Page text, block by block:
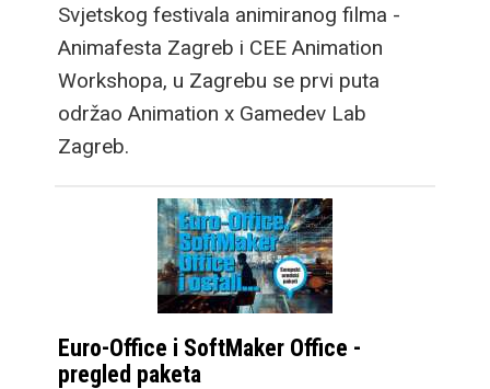
Svjetskog festivala animiranog filma -
Animafesta Zagreb i CEE Animation
Workshopa, u Zagrebu se prvi puta
održao Animation x Gamedev Lab
Zagreb.
Euro-Office i SoftMaker Office -
pregled paketa